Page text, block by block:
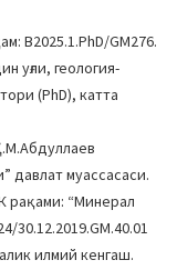
В2025.1.PhD/GM276.
уғли, геология-
(PhD), катта
давлат муассасаси.
рақами: “Минерал
30.12.2019.GM.40.01
илмий кенгаш.